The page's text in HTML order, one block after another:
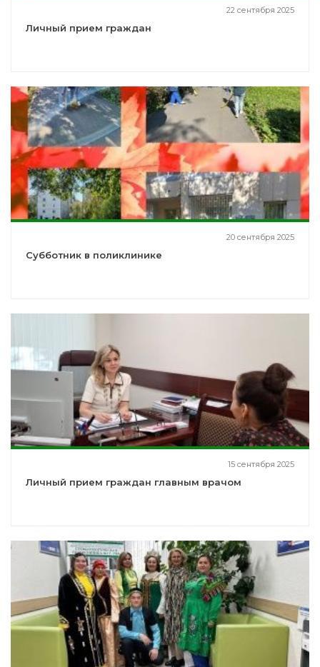
22 сентября 2025
Личный прием граждан
20 сентября 2025
Субботник в поликлинике
15 сентября 2025
Личный прием граждан главным врачом